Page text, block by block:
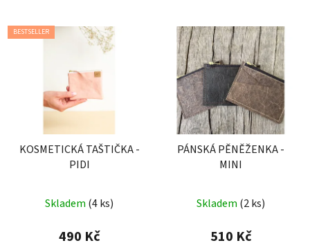
BESTSELLER
KOSMETICKÁ TAŠTIČKA -
PIDI
hodnocení
produktu
Skladem (4 ks)
490 Kč
PÁNSKÁ PĚNĚŽENKA -
MINI
Skladem (2 ks)
510 Kč